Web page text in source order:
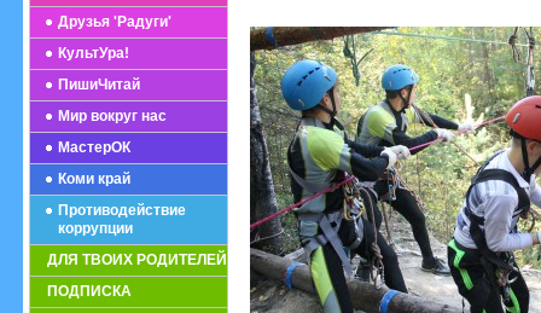
Друзья 'Радуги'
КультУра!
ПишиЧитай
Мир вокруг нас
МастерОК
Коми край
Противодействие
коррупции
ДЛЯ ТВОИХ РОДИТЕЛЕЙ
ПОДПИСКА